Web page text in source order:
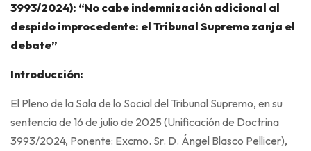
3993/2024): “No cabe indemnización adicional al
despido improcedente: el Tribunal Supremo zanja el
debate”
Introducción:
El Pleno de la Sala de lo Social del Tribunal Supremo, en su
sentencia de 16 de julio de 2025 (Unificación de Doctrina
3993/2024, Ponente: Excmo. Sr. D. Ángel Blasco Pellicer),